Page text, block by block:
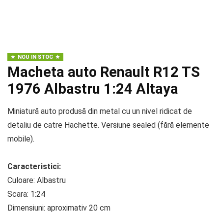
NOU IN STOC
Macheta auto Renault R12 TS
1976 Albastru 1:24 Altaya
Miniatură auto produsă din metal cu un nivel ridicat de
detaliu de catre Hachette. Versiune sealed (fără elemente
mobile).
Caracteristici:
Culoare: Albastru
Scara: 1:24
Dimensiuni: aproximativ 20 cm